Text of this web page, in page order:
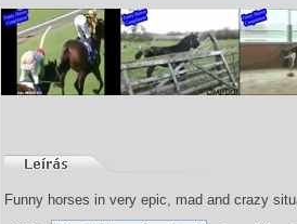
Funny horses in very epic, mad and crazy